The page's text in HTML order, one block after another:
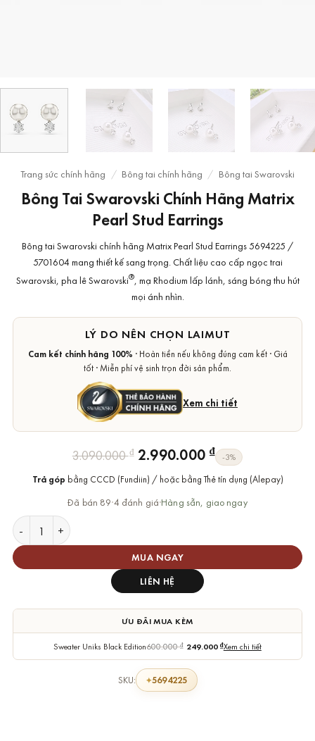
Trang sức chính hãng / Bông tai chính hãng / Bông tai Swarovski
Bông Tai Swarovski Chính Hãng Matrix
Pearl Stud Earrings
Bông tai Swarovski chính hãng Matrix Pearl Stud Earrings 5694225 /
5701604 mang thiết kế sang trọng. Chất liệu cao cấp ngọc trai
Swarovski, pha lê Swarovski®, mạ Rhodium lấp lánh, sáng bóng thu hút
mọi ánh nhìn.
LÝ DO NÊN CHỌN LAIMUT
Cam kết chính hãng 100% · Hoàn tiền nếu không đúng cam kết · Giá
tốt · Miễn phí vệ sinh trọn đời sản phẩm.
Xem chi tiết
3.090.000₫ Giá
gốc
là:
3.090.000 ₫.
2.990.000 ₫
Giá
hiện
tại
là:
-3%
Trả góp bằng CCCD (Fundiin) / hoặc bằng Thẻ tín dụng (Alepay)
Đã bán 89·4 đánh giá·Hàng sẵn, giao ngay
Bông Tai Swarovski Chính Hãng Matrix Pearl Stud Earrings số
MUA NGAY
LIÊN HỆ
ƯU ĐÃI MUA KÈM
Sweater Uniks Black Edition600.000₫ 249.000 ₫Xem chi tiết
SKU: 5694225